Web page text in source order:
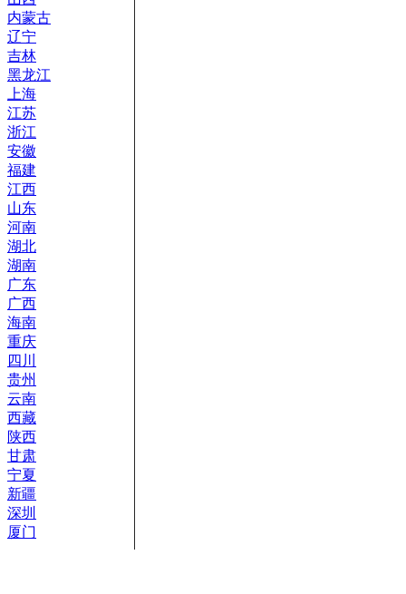
内蒙古
辽宁
吉林
黑龙江
上海
江苏
浙江
安徽
福建
江西
山东
河南
湖北
湖南
广东
广西
海南
重庆
四川
贵州
云南
西藏
陕西
甘肃
宁夏
新疆
深圳
厦门